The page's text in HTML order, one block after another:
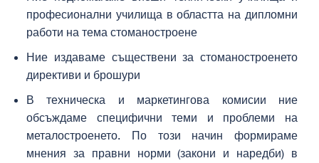
професионални училища в областта на дипломни
работи на тема стоманостроене
Ние издаваме съществени за стоманостроенето
директиви и брошури
В техническа и маркетингова комисии ние
обсъждаме специфични теми и проблеми на
металостроенето. По този начин формираме
мнения за правни норми (закони и наредби) в